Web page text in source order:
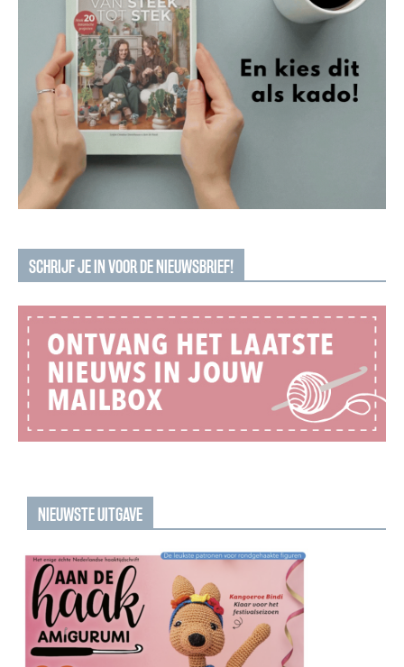
SCHRIJF JE IN VOOR DE NIEUWSBRIEF!
NIEUWSTE UITGAVE